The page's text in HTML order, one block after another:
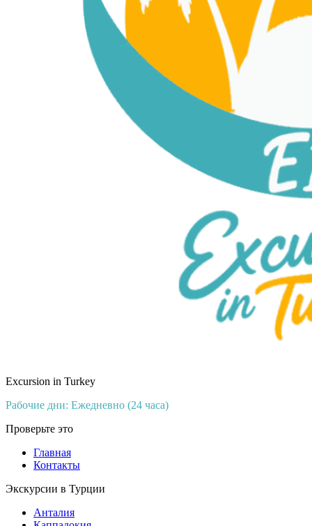
Excursion in Turkey
Рабочие дни: Ежедневно (24 часа)
Проверьте это
Главная
Контакты
Экскурсии в Турции
Анталия